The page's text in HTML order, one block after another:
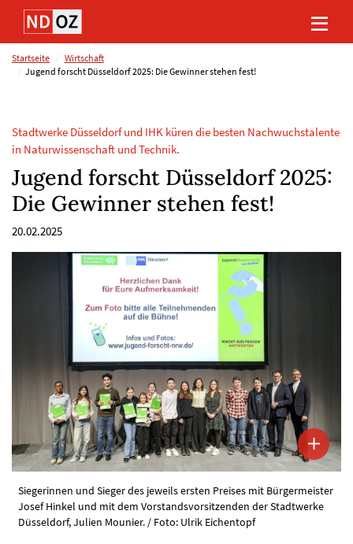
Direkt
Inhalt
(Eingabetaste)
Direkt
Hauptmenu
(Eingabetaste)
Direkt
Suche
(Eingabetaste)
Direkt
Footer
(Eingabetaste)
Startseite
Wirtschaft
Jugend forscht Düsseldorf 2025: Die Gewinner stehen fest!
Stadtwerke Düsseldorf und IHK küren die besten Nachwuchstalente
in Naturwissenschaft und Technik.
Jugend forscht Düsseldorf 2025:
Die Gewinner stehen fest!
20.02.2025
Siegerinnen und Sieger des jeweils ersten Preises mit Bürgermeister
Josef Hinkel und mit dem Vorstandsvorsitzenden der Stadtwerke
Düsseldorf, Julien Mounier. / Foto: Ulrik Eichentopf